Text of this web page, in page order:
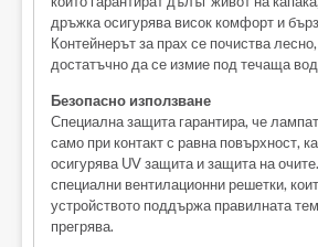
дръжка осигурява висок комфорт и
Контейнерът за прах се почиства
достатъчно да се измие под течаща
Безопасно използване
Специална защита гарантира, че
само при контакт с равна повърхност,
осигурява UV защита и защита на
специални вентилационни решетки,
устройството поддържа правилната
прегрява.